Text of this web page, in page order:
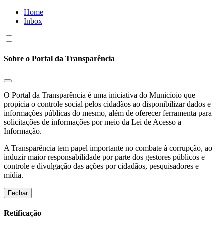
Home
Inbox
Sobre o Portal da Transparência
O Portal da Transparência é uma iniciativa do Municíoio que
propicia o controle social pelos cidadãos ao disponibilizar dados e
informações públicas do mesmo, além de oferecer ferramenta para
solicitações de informações por meio da Lei de Acesso a
Informação.
A Transparência tem papel importante no combate à corrupção, ao
induzir maior responsabilidade por parte dos gestores públicos e
controle e divulgação das ações por cidadãos, pesquisadores e
mídia.
Fechar
Retificação